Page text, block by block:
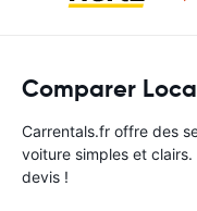
Comparer
Carrentals.fr offre des
voiture simples et clairs.
devis !